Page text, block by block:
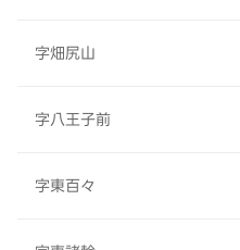
字畑尻山
字八王子前
字東百々